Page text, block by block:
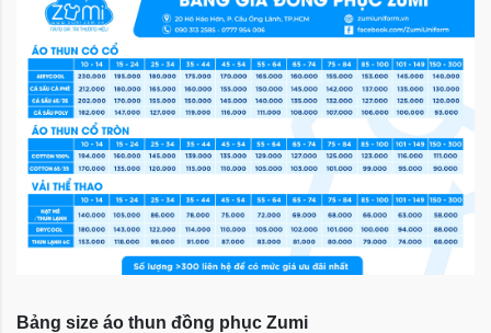
Bảng size áo thun đồng phục Zumi